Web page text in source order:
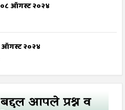
ऑगस्ट २०२४
२०२४